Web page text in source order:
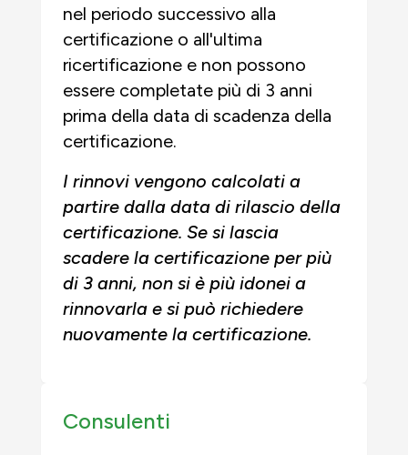
nel periodo successivo alla
certificazione o all'ultima
ricertificazione e non possono
essere completate più di 3 anni
prima della data di scadenza della
certificazione.
I rinnovi vengono calcolati a
partire dalla data di rilascio della
certificazione. Se si lascia
scadere la certificazione per più
di 3 anni, non si è più idonei a
rinnovarla e si può richiedere
nuovamente la certificazione.
Consulenti